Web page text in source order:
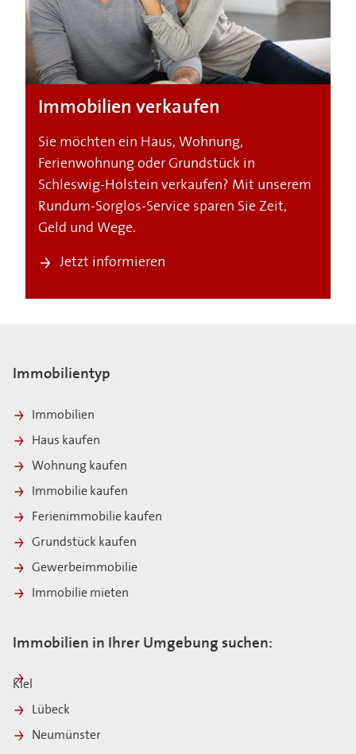
Immobilien verkaufen
Sie möchten ein Haus, Wohnung,
Ferienwohnung oder Grundstück in
Schleswig-Holstein verkaufen? Mit unserem
Rundum-Sorglos-Service sparen Sie Zeit,
Geld und Wege.
Jetzt informieren
Immobilientyp
Immobilien
Haus kaufen
Wohnung kaufen
Immobilie kaufen
Ferienimmobilie kaufen
Grundstück kaufen
Gewerbeimmobilie
Immobilie mieten
Immobilien in Ihrer Umgebung suchen:
Kiel
Lübeck
Neumünster